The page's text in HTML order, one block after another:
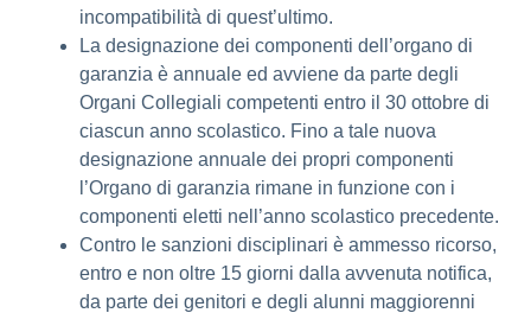
incompatibilità di quest’ultimo.
La designazione dei componenti dell’organo di
garanzia è annuale ed avviene da parte degli
Organi Collegiali competenti entro il 30 ottobre di
ciascun anno scolastico. Fino a tale nuova
designazione annuale dei propri componenti
l’Organo di garanzia rimane in funzione con i
componenti eletti nell’anno scolastico precedente.
Contro le sanzioni disciplinari è ammesso ricorso,
entro e non oltre 15 giorni dalla avvenuta notifica,
da parte dei genitori e degli alunni maggiorenni